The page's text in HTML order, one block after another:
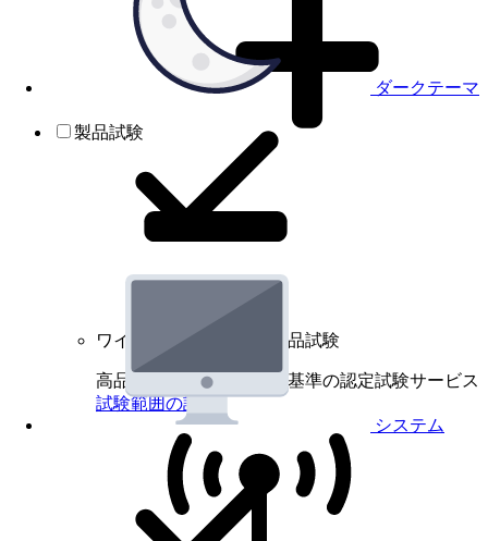
ダークテーマ
システム
製品試験
ワイヤレスデバイスの製品試験
高品質規格に基づく国際基準の認定試験サービス
試験範囲の詳細